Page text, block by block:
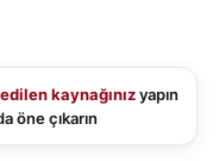
kaynağınızyapın
öne çıkarın